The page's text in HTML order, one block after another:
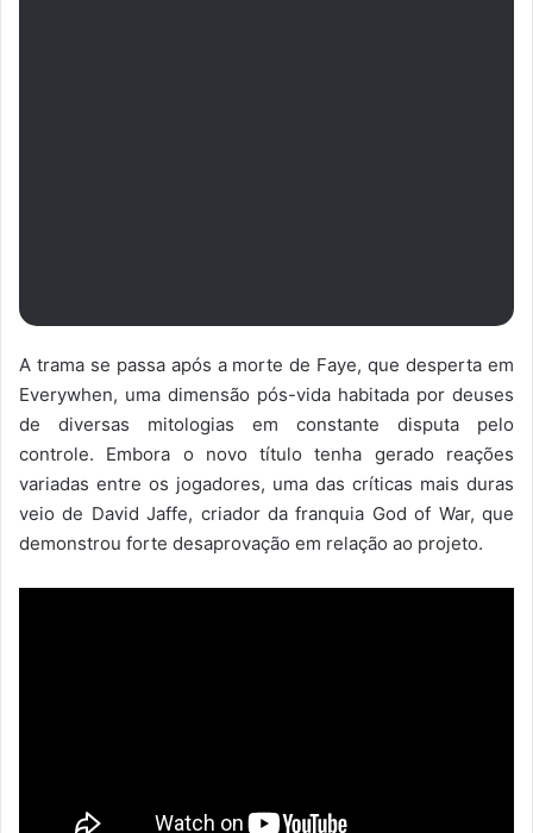
A trama se passa após a morte de Faye, que desperta em
Everywhen, uma dimensão pós-vida habitada por deuses
de diversas mitologias em constante disputa pelo
controle. Embora o novo título tenha gerado reações
variadas entre os jogadores, uma das críticas mais duras
veio de David Jaffe, criador da franquia God of War, que
demonstrou forte desaprovação em relação ao projeto.